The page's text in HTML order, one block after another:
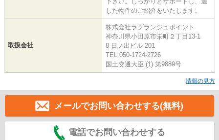
した物件のご紹介をいたします。
取扱会社
株式会社ラグランジュポイント
神奈川県小田原市栄町２丁目13-1
8 日ノ出ビル 201
TEL:050-1724-2726
国土交通大臣 (1) 第9889号
情報の見方
メールでお問い合わせする(無料)
電話でお問い合わせする